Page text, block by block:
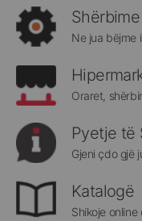
rreth
Megatek:
Ne jua bëjme
Oraret,
Pyetje të
Gjeni çdo gjë
Katalogë
Shikoje online